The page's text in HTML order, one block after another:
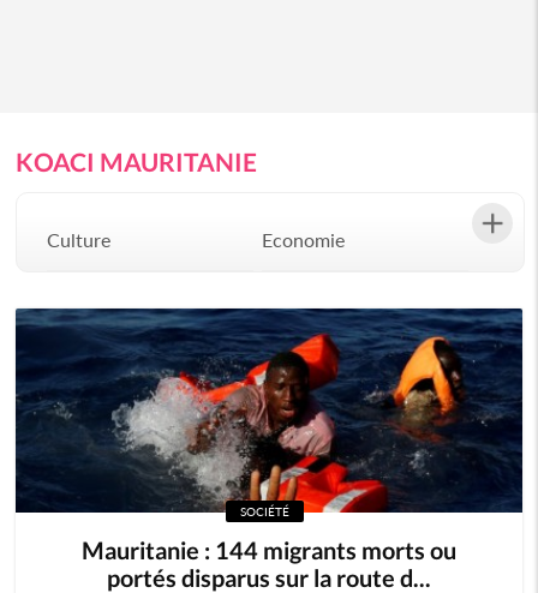
KOACI MAURITANIE
Culture Economie
Justice Mode
Politique Santé
Science Société
SOCIÉTÉ
Mauritanie : 144 migrants morts ou
portés disparus sur la route d...